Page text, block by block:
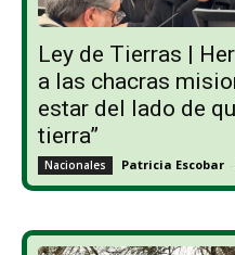
Ley de Tierras |
a las chacras
estar del lado de
tierra”
Nacionales Patricia Escobar -